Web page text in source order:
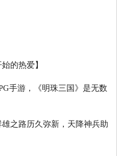
的热爱】
手游，《明珠三国》是无数
之路历久弥新，天降神兵助